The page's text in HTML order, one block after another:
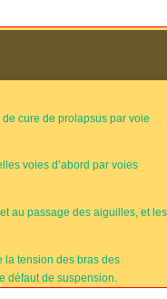
cure de prolapsus par voie
voies d’abord par voies
au passage des aiguilles, et les
la tension des bras des
défaut de suspension.